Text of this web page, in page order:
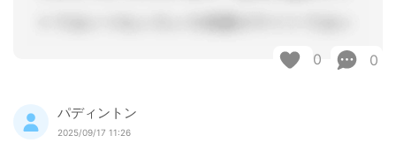
0 0
パディントン
2025/09/17 11:26